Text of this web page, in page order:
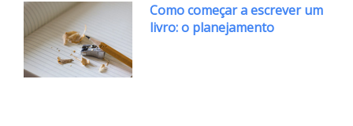
Como começar a escrever um
livro: o planejamento